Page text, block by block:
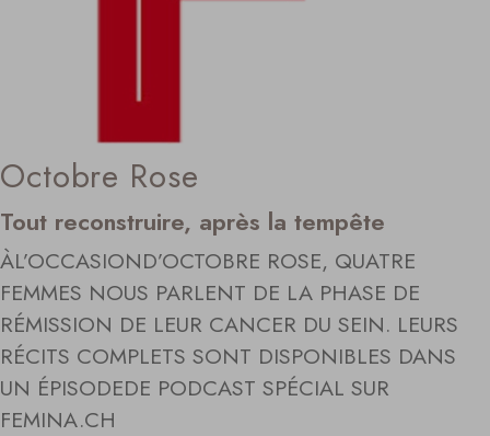
Octobre Rose
Tout reconstruire, après la tempête
ÀL’OCCASIOND’OCTOBRE ROSE, QUATRE
FEMMES NOUS PARLENT DE LA PHASE DE
RÉMISSION DE LEUR CANCER DU SEIN. LEURS
RÉCITS COMPLETS SONT DISPONIBLES DANS
UN ÉPISODEDE PODCAST SPÉCIAL SUR
FEMINA.CH